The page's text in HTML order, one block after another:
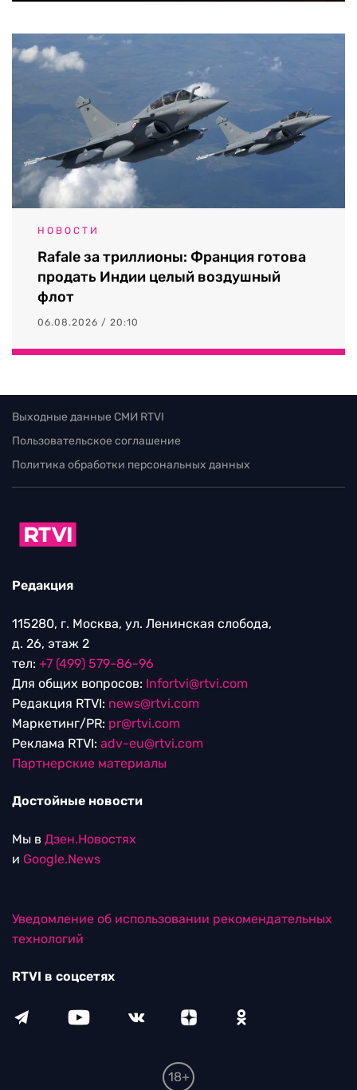
НОВОСТИ
Rafale за триллионы: Франция готова
продать Индии целый воздушный
флот
06.08.2026 / 20:10
Выходные данные СМИ RTVI
Пользовательское соглашение
Политика обработки персональных данных
Редакция
115280, г. Москва, ул. Ленинская слобода,
д. 26, этаж 2
тел: +7 (499) 579-86-96
Для общих вопросов: Infortvi@rtvi.com
Редакция RTVI: news@rtvi.com
Маркетинг/PR: pr@rtvi.com
Реклама RTVI: adv-eu@rtvi.com
Партнерские материалы
Достойные новости
Мы в Дзен.Новостях
и Google.News
Уведомление об использовании рекомендательных
технологий
RTVI в соцсетях
18+